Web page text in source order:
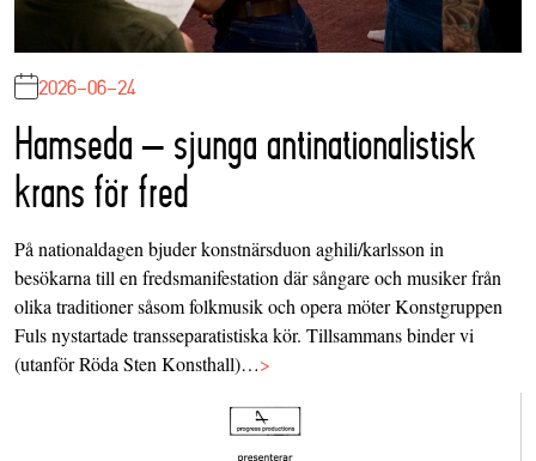
2026-06-24
Hamseda – sjunga antinationalistisk
krans för fred
På nationaldagen bjuder konstnärsduon aghili/karlsson in
besökarna till en fredsmanifestation där sångare och musiker från
olika traditioner såsom folkmusik och opera möter Konstgruppen
Fuls nystartade transseparatistiska kör. Tillsammans binder vi
(utanför Röda Sten Konsthall)…>